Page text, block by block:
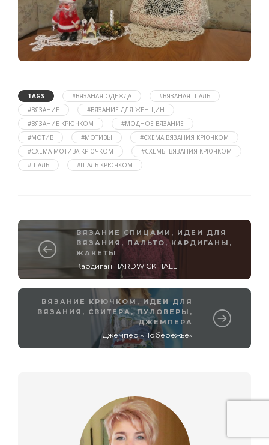
TAGS #ВЯЗАНАЯ ОДЕЖДА
#ВЯЗАНАЯ ШАЛЬ
#ВЯЗАНИЕ
#ВЯЗАНИЕ ДЛЯ ЖЕНЩИН
#ВЯЗАНИЕ КРЮЧКОМ
#МОДНОЕ ВЯЗАНИЕ
#МОТИВ
#МОТИВЫ
#СХЕМА ВЯЗАНИЯ КРЮЧКОМ
#СХЕМА МОТИВА КРЮЧКОМ
#СХЕМЫ ВЯЗАНИЯ КРЮЧКОМ
#ШАЛЬ
#ШАЛЬ КРЮЧКОМ
ВЯЗАНИЕ СПИЦАМИ , ИДЕИ ДЛЯ
ВЯЗАНИЯ , ПАЛЬТО, КАРДИГАНЫ,
ЖАКЕТЫ
Кардиган HARDWICK HALL
ВЯЗАНИЕ КРЮЧКОМ , ИДЕИ ДЛЯ
ВЯЗАНИЯ , СВИТЕРА, ПУЛОВЕРЫ,
ДЖЕМПЕРА
Джемпер «Побережье»